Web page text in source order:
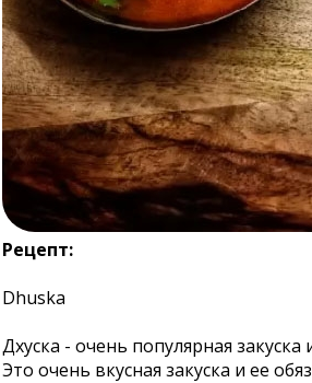
Рецепт:
Dhuska
Дхуска - очень популярная
Это очень вкусная закуска и ее